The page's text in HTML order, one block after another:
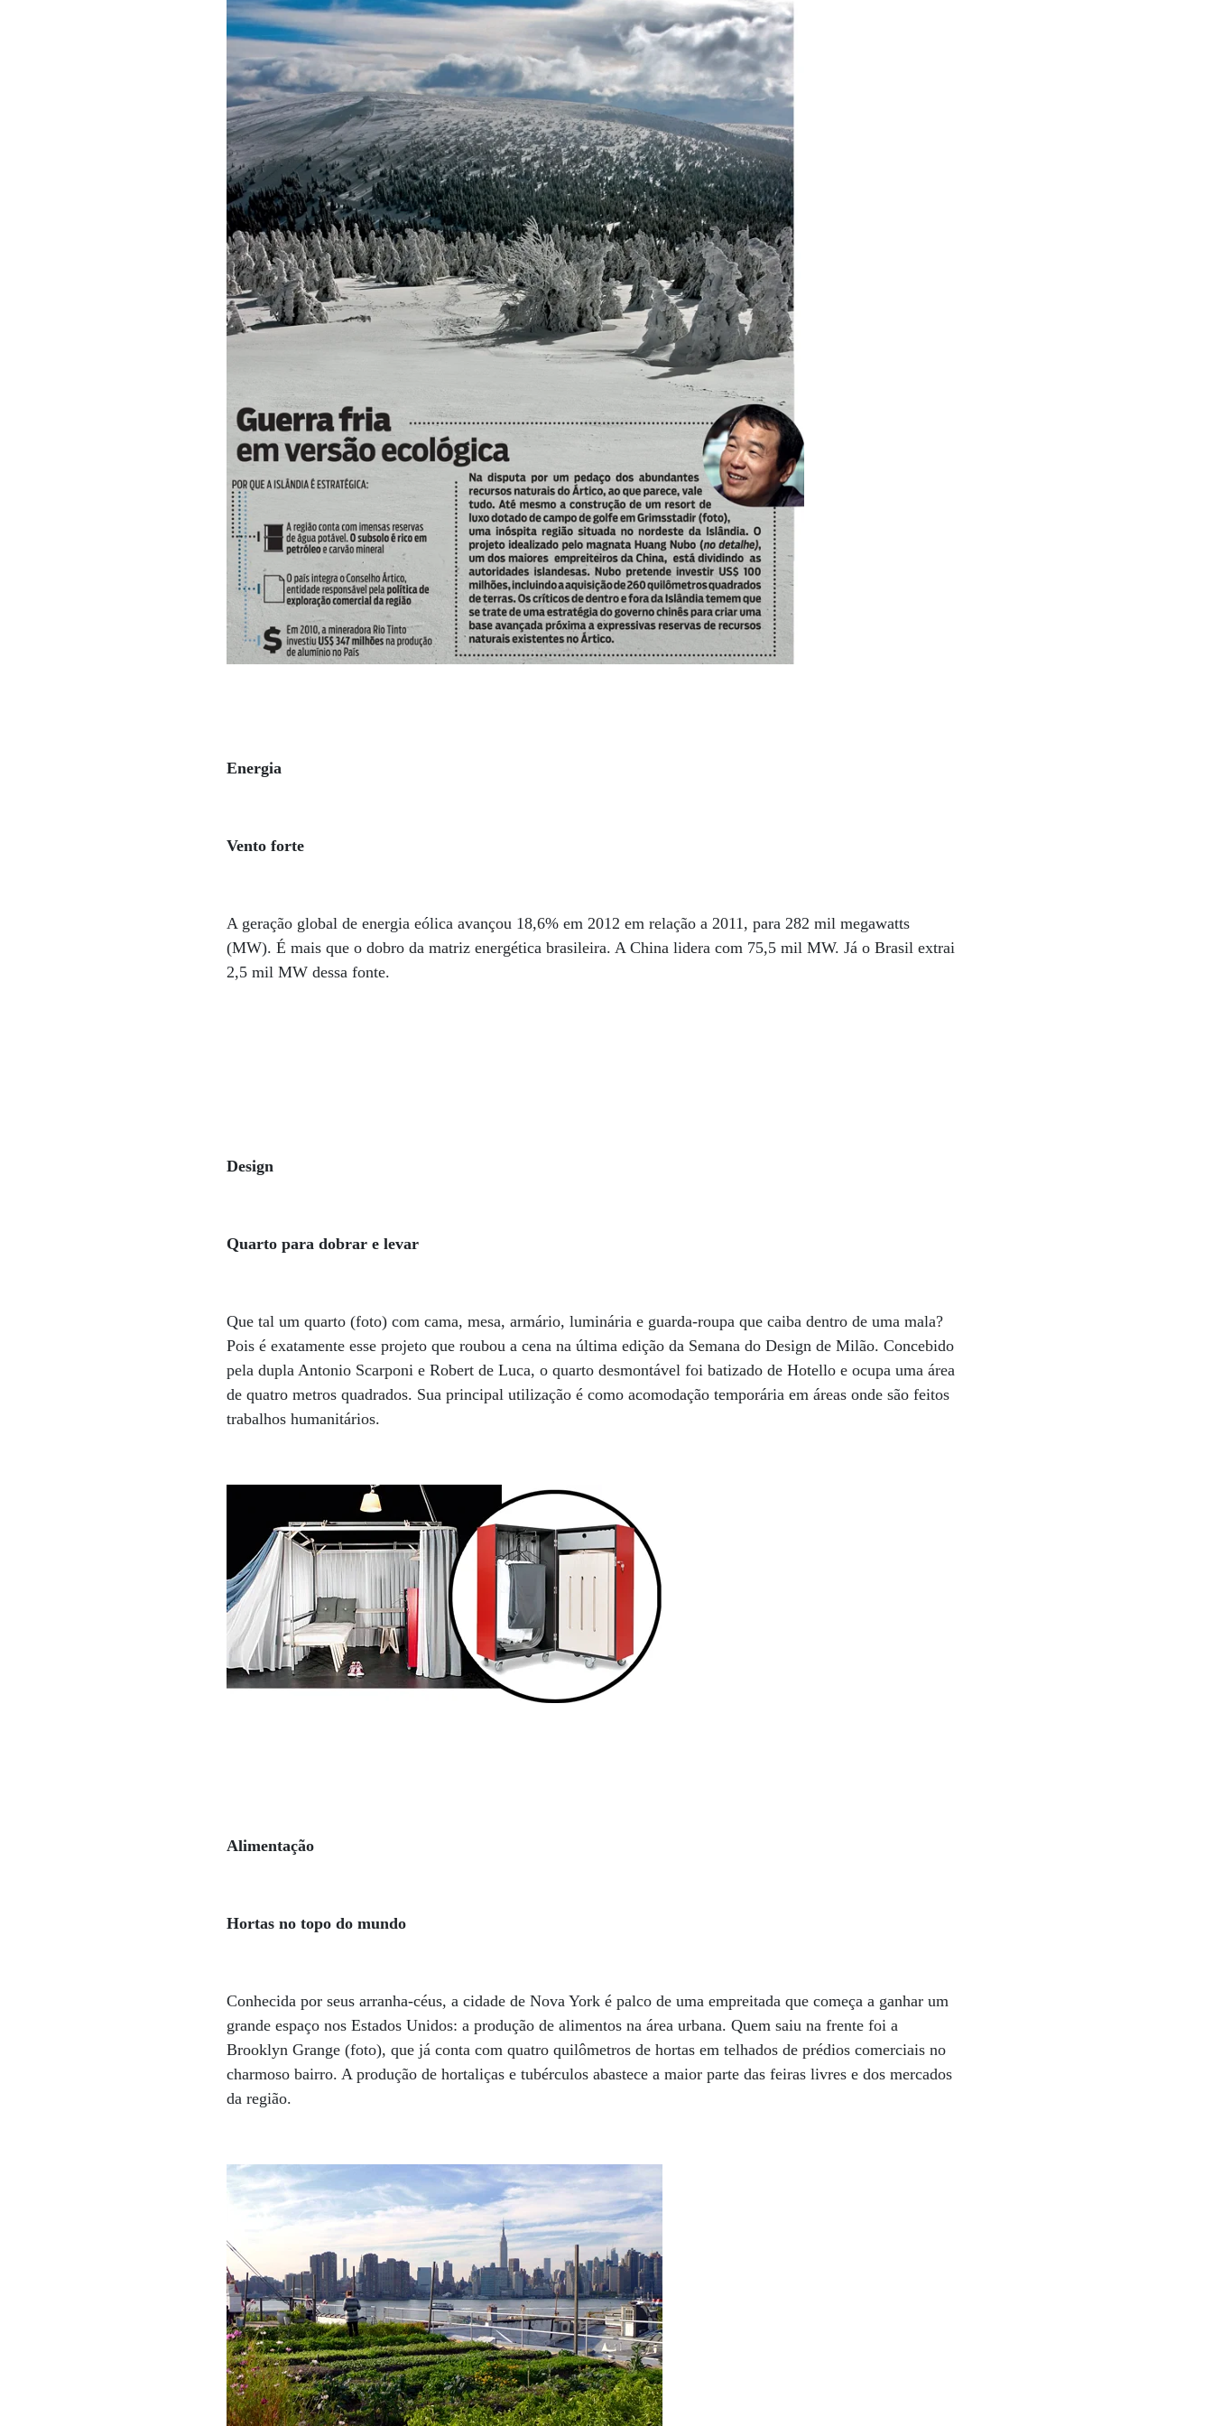
Energia
Vento forte
A geração global de energia eólica avançou 18,6% em 2012 em relação a 2011, para 282 mil megawatts
(MW). É mais que o dobro da matriz energética brasileira. A China lidera com 75,5 mil MW. Já o Brasil extrai
2,5 mil MW dessa fonte.
Design
Quarto para dobrar e levar
Que tal um quarto (foto) com cama, mesa, armário, luminária e guarda-roupa que caiba dentro de uma mala?
Pois é exatamente esse projeto que roubou a cena na última edição da Semana do Design de Milão. Concebido
pela dupla Antonio Scarponi e Robert de Luca, o quarto desmontável foi batizado de Hotello e ocupa uma área
de quatro metros quadrados. Sua principal utilização é como acomodação temporária em áreas onde são feitos
trabalhos humanitários.
Alimentação
Hortas no topo do mundo
Conhecida por seus arranha-céus, a cidade de Nova York é palco de uma empreitada que começa a ganhar um
grande espaço nos Estados Unidos: a produção de alimentos na área urbana. Quem saiu na frente foi a
Brooklyn Grange (foto), que já conta com quatro quilômetros de hortas em telhados de prédios comerciais no
charmoso bairro. A produção de hortaliças e tubérculos abastece a maior parte das feiras livres e dos mercados
da região.